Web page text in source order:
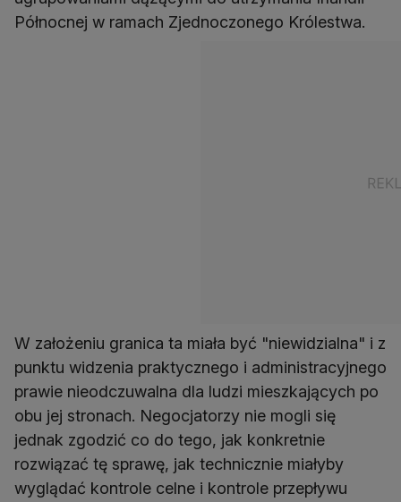
Północnej w ramach Zjednoczonego Królestwa.
W założeniu granica ta miała być "niewidzialna" i z
punktu widzenia praktycznego i administracyjnego
prawie nieodczuwalna dla ludzi mieszkających po
obu jej stronach. Negocjatorzy nie mogli się
jednak zgodzić co do tego, jak konkretnie
rozwiązać tę sprawę, jak technicznie miałyby
wyglądać kontrole celne i kontrole przepływu